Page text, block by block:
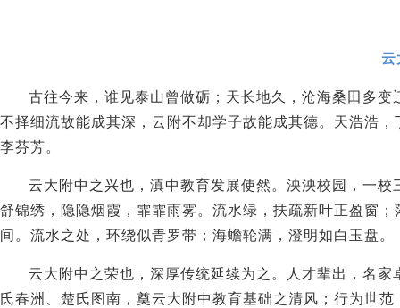
云
古往今来，谁见泰山曾做砺；天长地久，沧海桑田多
不择细流故能成其深，云附不却学子故能成其德。天浩浩
李芬芳。
云大附中之兴也，滇中教育发展使然。泱泱校园，一
舒锦绣，隐隐烟霞，霏霏雨雾。流水绿，扶疏新叶正盈窗
间。流水之处，环绕似青罗带；海蟾轮满，澄明如白玉盘。
云大附中之荣也，深厚传统延续为之。人才辈出，名
氏春洲、楚氏图南，奠云大附中教育基础之清风；行为世